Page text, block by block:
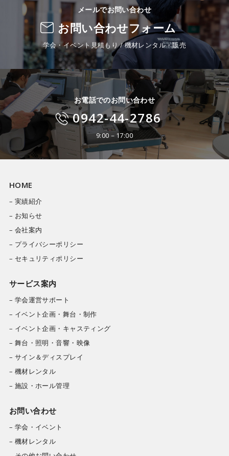
メールでお問い合わせ
お問い合わせフォーム
学会・イベント見積もり / 機材レンタル・販売
お電話でのお問い合わせ
0942-44-2786
9:00－17:00
HOME
– 実績紹介
– お知らせ
– 会社案内
– プライバシーポリシー
– セキュリティポリシー
サービス案内
– 学会運営サポート
– イベント企画・舞台・制作
– イベント企画・キャスティング
– 舞台・照明・音響・映像
– サイン＆ディスプレイ
– 機材レンタル
– 施設・ホール管理
お問い合わせ
– 学会・イベント
– 機材レンタル